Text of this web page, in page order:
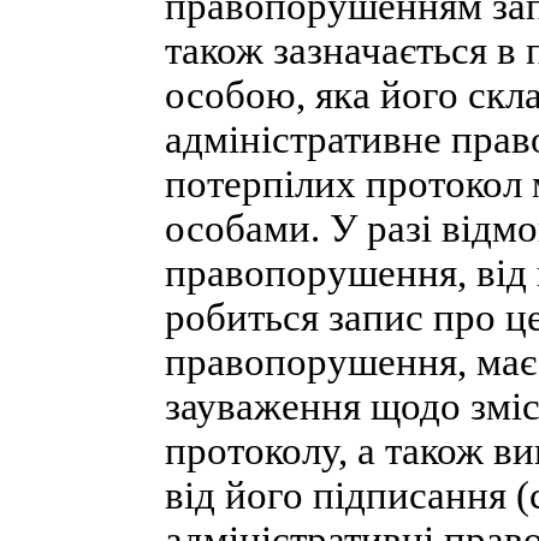
також зазначається
особою, яка його
адміністративне
потерпілих
особами. У разі
правопорушення, від
робиться запис про
правопорушення,
зауваження щодо
протоколу, а також
від його підписання